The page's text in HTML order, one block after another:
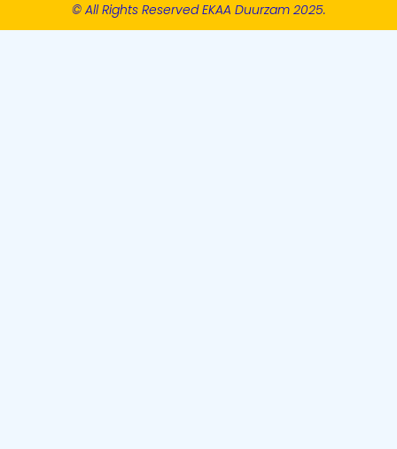
© All Rights Reserved EKAA Duurzam 2025.